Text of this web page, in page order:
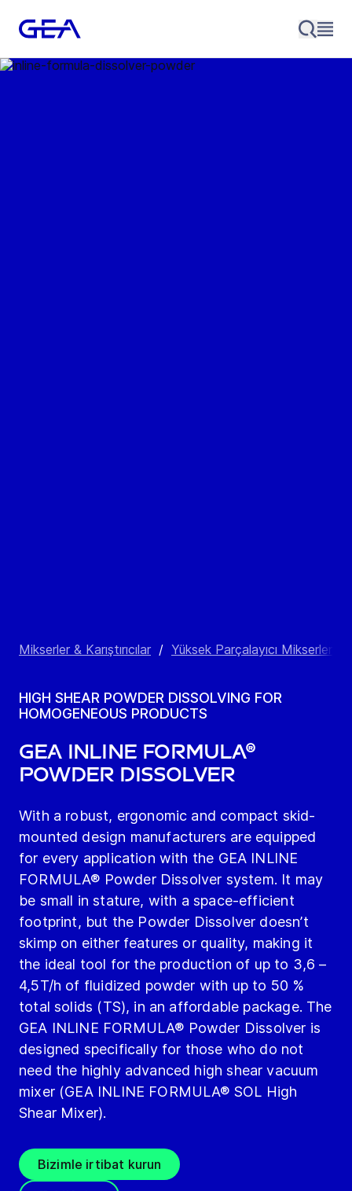
Mikserler & Karıştırıcılar / Yüksek Parçalayıcı Mikserler
HIGH SHEAR POWDER DISSOLVING FOR
HOMOGENEOUS PRODUCTS
GEA INLINE FORMULA®
Powder Dissolver
With a robust, ergonomic and compact skid-
mounted design manufacturers are equipped
for every application with the GEA INLINE
FORMULA® Powder Dissolver system. It may
be small in stature, with a space-efficient
footprint, but the Powder Dissolver doesn’t
skimp on either features or quality, making it
the ideal tool for the production of up to 3,6 –
4,5T/h of fluidized powder with up to 50 %
total solids (TS), in an affordable package. The
GEA INLINE FORMULA® Powder Dissolver is
designed specifically for those who do not
need the highly advanced high shear vacuum
mixer (GEA INLINE FORMULA® SOL High
Shear Mixer).
Bizimle irtibat kurun